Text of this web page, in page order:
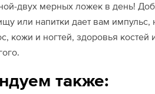
двух мерных ложек в день!
или напитки дает вам
кожи и ногтей, здоровья
также: